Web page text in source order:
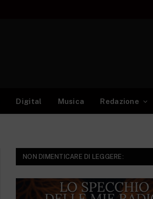
Digital Musica Redazione
NON DIMENTICARE DI LEGGERE: